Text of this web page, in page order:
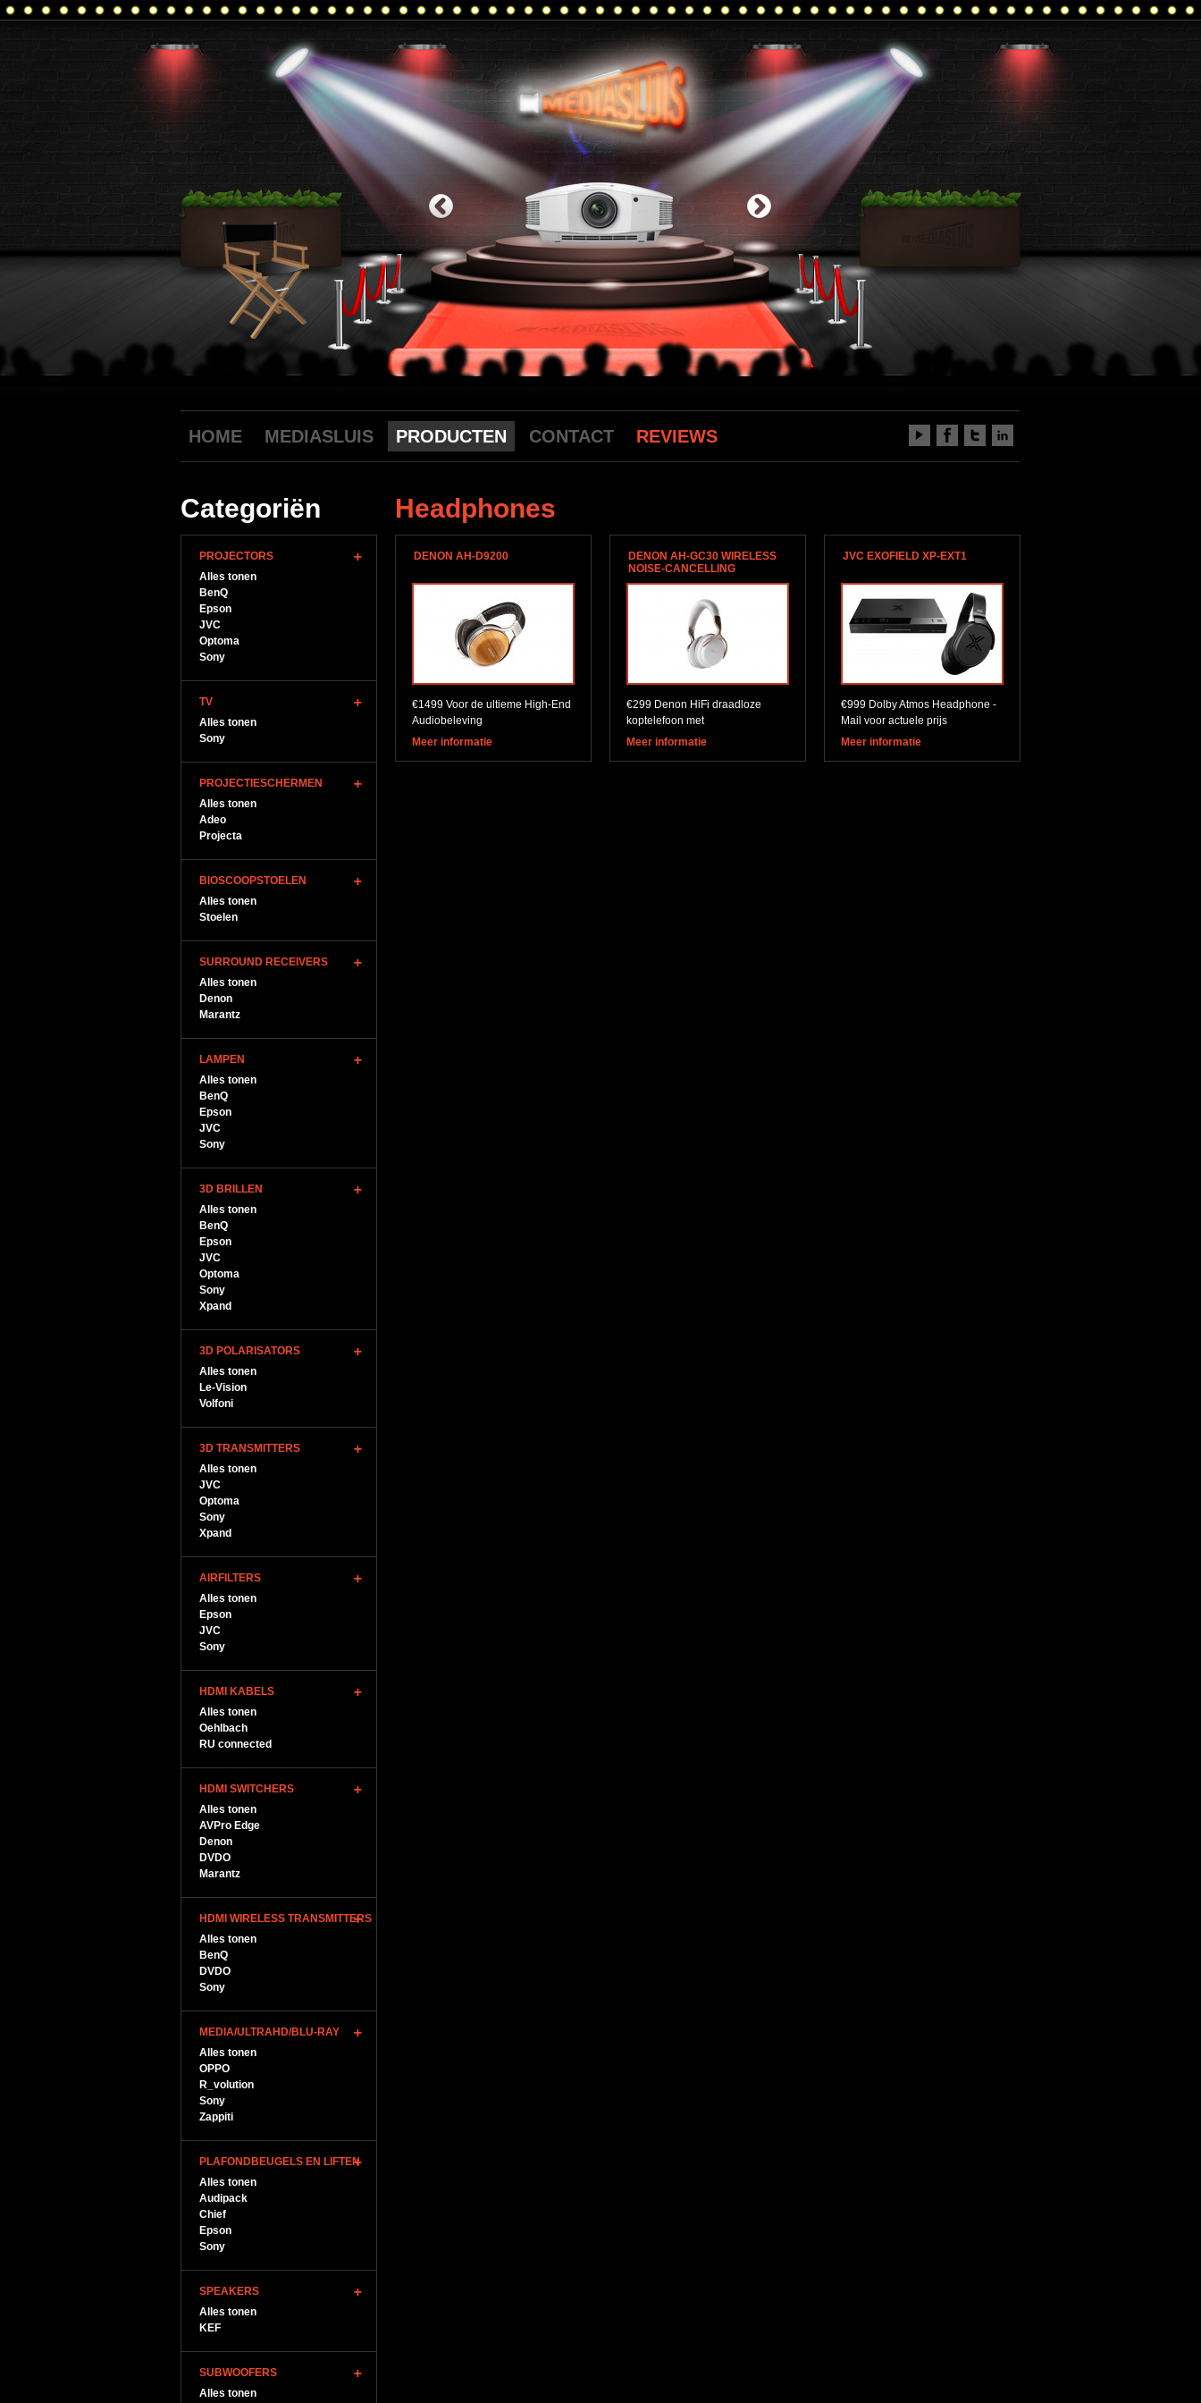
HOME MEDIASLUIS PRODUCTEN CONTACT REVIEWS
Categoriën
PROJECTORS
Alles tonen
BenQ
Epson
JVC
Optoma
Sony
TV
Alles tonen
Sony
PROJECTIESCHERMEN
Alles tonen
Adeo
Projecta
BIOSCOOPSTOELEN
Alles tonen
Stoelen
SURROUND RECEIVERS
Alles tonen
Denon
Marantz
LAMPEN
Alles tonen
BenQ
Epson
JVC
Sony
3D BRILLEN
Alles tonen
BenQ
Epson
JVC
Optoma
Sony
Xpand
3D POLARISATORS
Alles tonen
Le-Vision
Volfoni
3D TRANSMITTERS
Alles tonen
JVC
Optoma
Sony
Xpand
AIRFILTERS
Alles tonen
Epson
JVC
Sony
HDMI KABELS
Alles tonen
Oehlbach
RU connected
HDMI SWITCHERS
Alles tonen
AVPro Edge
Denon
DVDO
Marantz
HDMI WIRELESS TRANSMITTERS
Alles tonen
BenQ
DVDO
Sony
MEDIA/ULTRAHD/BLU-RAY
Alles tonen
OPPO
R_volution
Sony
Zappiti
PLAFONDBEUGELS EN LIFTEN
Alles tonen
Audipack
Chief
Epson
Sony
SPEAKERS
Alles tonen
KEF
SUBWOOFERS
Alles tonen
Headphones
DENON AH-D9200
€1499 Voor de ultieme High-End
Audiobeleving
Meer informatie
DENON AH-GC30 WIRELESS
NOISE-CANCELLING
€299 Denon HiFi draadloze
koptelefoon met
Ruisonderdrukking
Meer informatie
JVC EXOFIELD XP-EXT1
€999 Dolby Atmos Headphone -
Mail voor actuele prijs
Meer informatie